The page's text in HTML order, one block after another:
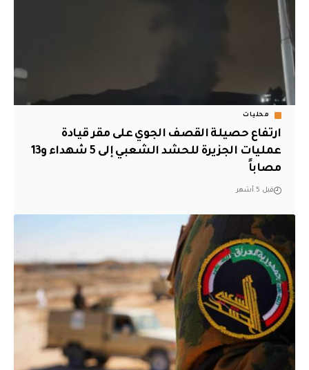
محليات
ارتفاع حصيلة القصف الجوي على مقر قيادة
عمليات الجزيرة للحشد الشعبي إلى 5 شهداء و13
مصاباً
قبل 5 أشهر